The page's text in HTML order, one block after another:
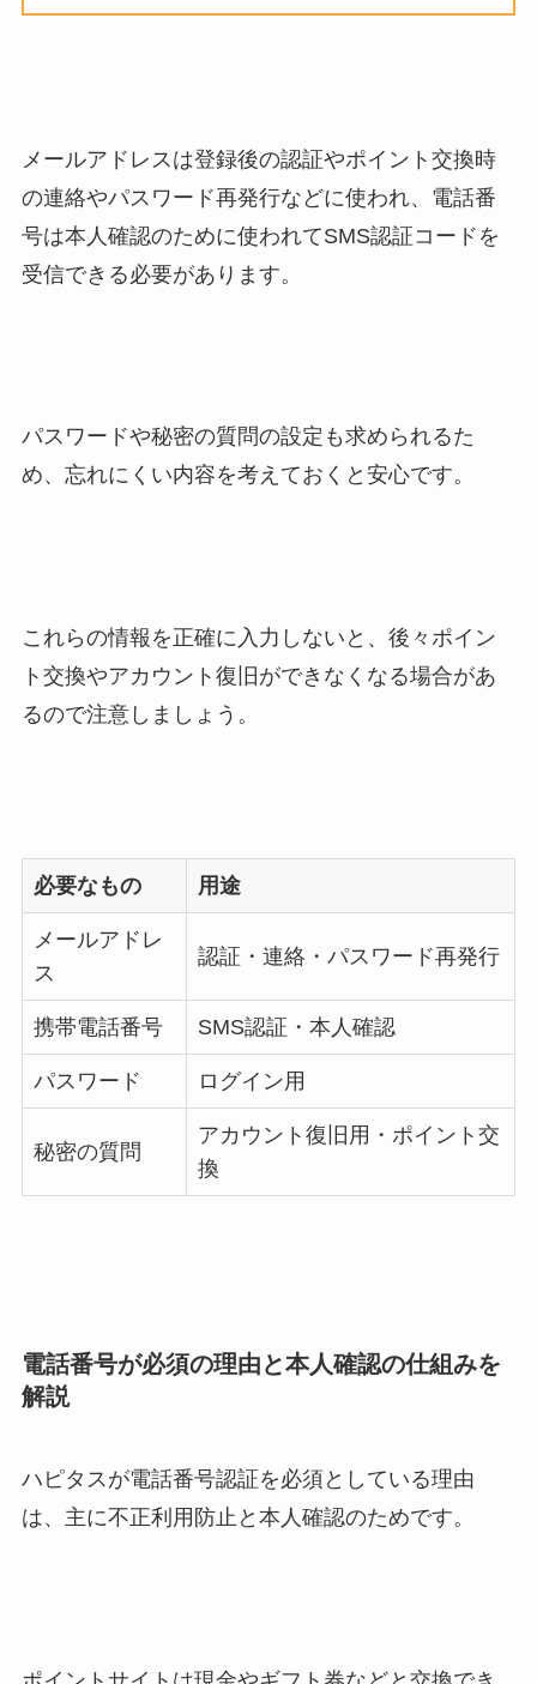
メールアドレスは登録後の認証やポイント交換時
の連絡やパスワード再発行などに使われ、電話番
号は本人確認のために使われてSMS認証コードを
受信できる必要があります。
パスワードや秘密の質問の設定も求められるた
め、忘れにくい内容を考えておくと安心です。
これらの情報を正確に入力しないと、後々ポイン
ト交換やアカウント復旧ができなくなる場合があ
るので注意しましょう。
必要なもの 用途
メールアドレ
ス
認証・連絡・パスワード再発行
携帯電話番号 SMS認証・本人確認
パスワード ログイン用
秘密の質問
アカウント復旧用・ポイント交
換
電話番号が必須の理由と本人確認の仕組みを
解説
ハピタスが電話番号認証を必須としている理由
は、主に不正利用防止と本人確認のためです。